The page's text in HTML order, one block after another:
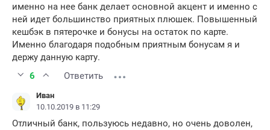
именно на нее банк делает основной акцент и именно с
ней идет большинство приятных плюшек. Повышенный
кешбэк в пятерочке и бонусы на остаток по карте.
Именно благодаря подобным приятным бонусам я и
держу данную карту.
6
Ответить
Иван
10.10.2019 в 11:29
Отличный банк, пользуюсь недавно, но очень доволен,